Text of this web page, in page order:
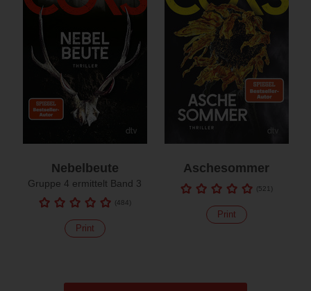
Nebelbeute
Gruppe 4 ermittelt Band 3
(484 )
Print
Aschesommer
(521 )
Print